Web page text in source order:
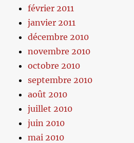
février 2011
janvier 2011
décembre 2010
novembre 2010
octobre 2010
septembre 2010
août 2010
juillet 2010
juin 2010
mai 2010